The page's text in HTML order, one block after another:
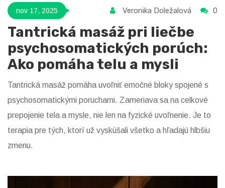
nov 17, 2025 Veronika Doležalová 0
Tantrická masáž pri liečbe
psychosomatických porúch:
Ako pomáha telu a mysli
Tantrická masáž pomáha uvoľniť emočné bloky spojené s
psychosomatickými poruchami. Zameriava sa na celkové
prepojenie tela a mysle, nie len na fyzické uvoľnenie. Je to
terapia pre tých, ktorí už vyskúšali všetko a hľadajú hlbšiu
zmenu.